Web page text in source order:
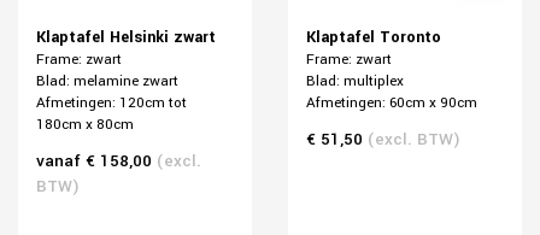
Klaptafel Helsinki zwart
Frame: zwart
Blad: melamine zwart
Afmetingen: 120cm tot
180cm x 80cm
vanaf € 158,00 (excl.
BTW)
Klaptafel Toronto
Frame: zwart
Blad: multiplex
Afmetingen: 60cm x 90cm
€ 51,50 (excl. BTW)